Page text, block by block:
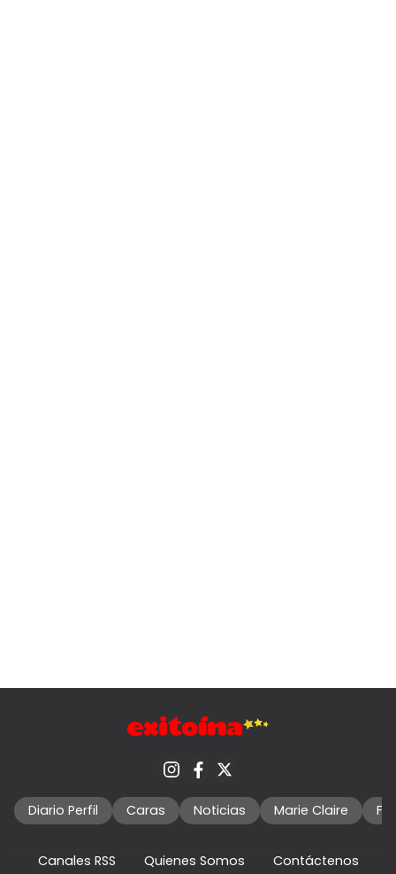
Diario Perfil Caras Noticias Marie Claire
Canales RSS Quienes Somos Contáctenos